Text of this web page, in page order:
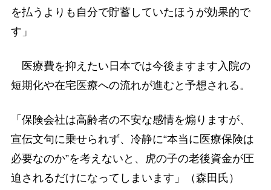
を払うよりも自分で貯蓄していたほうが効果的で
す」
医療費を抑えたい日本では今後ますます入院の
短期化や在宅医療への流れが進むと予想される。
「保険会社は高齢者の不安な感情を煽りますが、
宣伝文句に乗せられず、冷静に“本当に医療保険は
必要なのか”を考えないと、虎の子の老後資金が圧
迫されるだけになってしまいます」（森田氏）